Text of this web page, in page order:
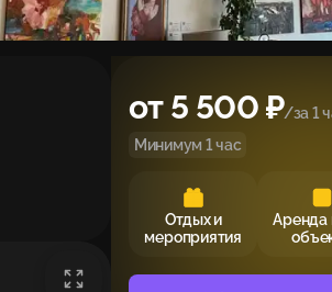
от 5 500 ₽/за 1
Минимум 1 час
Отдых и
мероприятия
Аренда